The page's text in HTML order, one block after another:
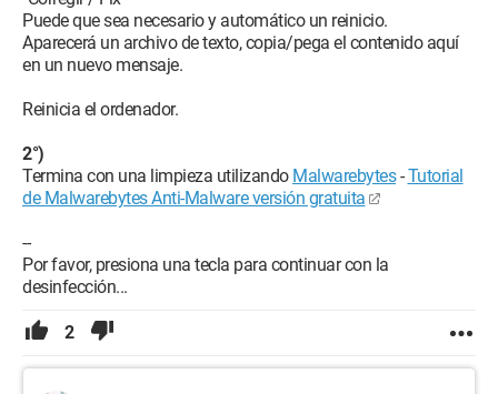
Puede que sea necesario y automático un reinicio.
Aparecerá un archivo de texto, copia/pega el contenido aquí
en un nuevo mensaje.
Reinicia el ordenador.
2°)
Termina con una limpieza utilizando Malwarebytes-Tutorial
de Malwarebytes Anti-Malware versión gratuita
--
Por favor, presiona una tecla para continuar con la
desinfección...
2